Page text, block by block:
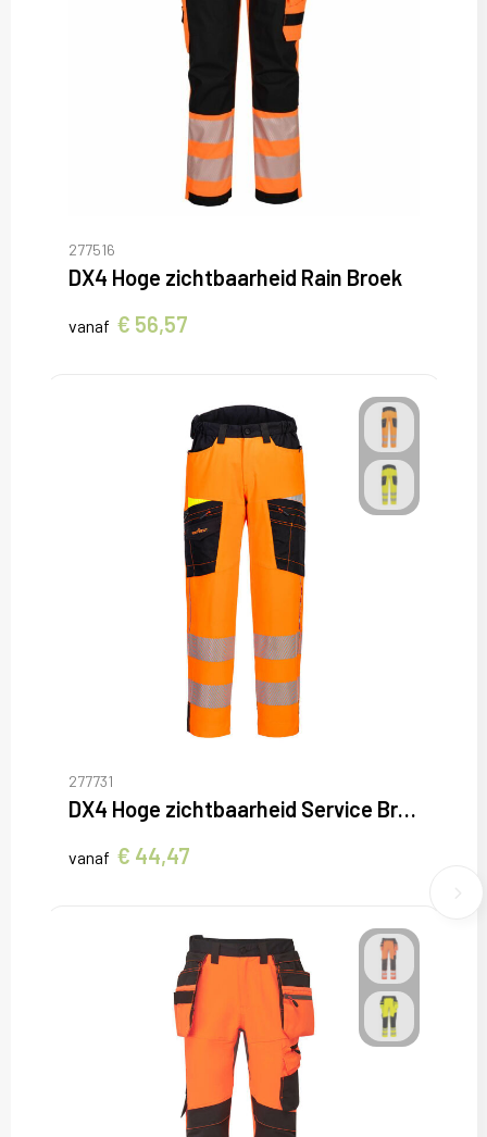
277516
DX4 Hoge zichtbaarheid Rain Broek
vanaf € 56,57
277731
DX4 Hoge zichtbaarheid Service Broek
vanaf € 44,47